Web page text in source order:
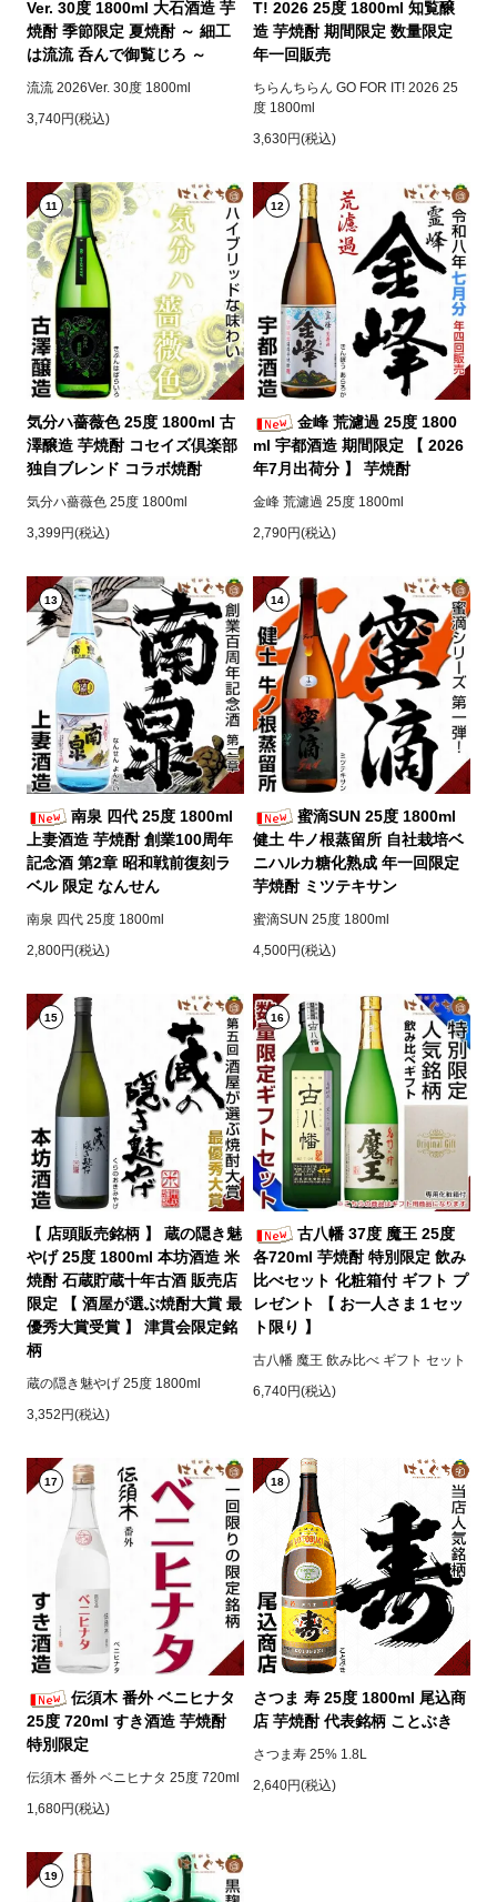
Ver. 30度 1800ml 大石酒造 芋
焼酎 季節限定 夏焼酎 ～ 細工
は流流 呑んで御覧じろ ～
流流 2026Ver. 30度 1800ml
3,740円(税込)
T! 2026 25度 1800ml 知覧醸
造 芋焼酎 期間限定 数量限定
年一回販売
ちらんちらん GO FOR IT! 2026 25
度 1800ml
3,630円(税込)
11
気分ハ薔薇色 25度 1800ml 古
澤醸造 芋焼酎 コセイズ倶楽部
独自ブレンド コラボ焼酎
気分ハ薔薇色 25度 1800ml
3,399円(税込)
12
金峰 荒濾過 25度 1800
ml 宇都酒造 期間限定 【 2026
年7月出荷分 】 芋焼酎
金峰 荒濾過 25度 1800ml
2,790円(税込)
13
南泉 四代 25度 1800ml
上妻酒造 芋焼酎 創業100周年
記念酒 第2章 昭和戦前復刻ラ
ベル 限定 なんせん
南泉 四代 25度 1800ml
2,800円(税込)
14
蜜滴SUN 25度 1800ml
健土 牛ノ根蒸留所 自社栽培ベ
ニハルカ糖化熟成 年一回限定
芋焼酎 ミツテキサン
蜜滴SUN 25度 1800ml
4,500円(税込)
15
【 店頭販売銘柄 】 蔵の隠き魅
やげ 25度 1800ml 本坊酒造 米
焼酎 石蔵貯蔵十年古酒 販売店
限定 【 酒屋が選ぶ焼酎大賞 最
優秀大賞受賞 】 津貫会限定銘
柄
蔵の隠き魅やげ 25度 1800ml
3,352円(税込)
16
古八幡 37度 魔王 25度
各720ml 芋焼酎 特別限定 飲み
比べセット 化粧箱付 ギフト プ
レゼント 【 お一人さま１セッ
ト限り 】
古八幡 魔王 飲み比べ ギフト セット
6,740円(税込)
17
伝須木 番外 ベニヒナタ
25度 720ml すき酒造 芋焼酎
特別限定
伝須木 番外 ベニヒナタ 25度 720ml
1,680円(税込)
18
さつま 寿 25度 1800ml 尾込商
店 芋焼酎 代表銘柄 ことぶき
さつま寿 25% 1.8L
2,640円(税込)
19